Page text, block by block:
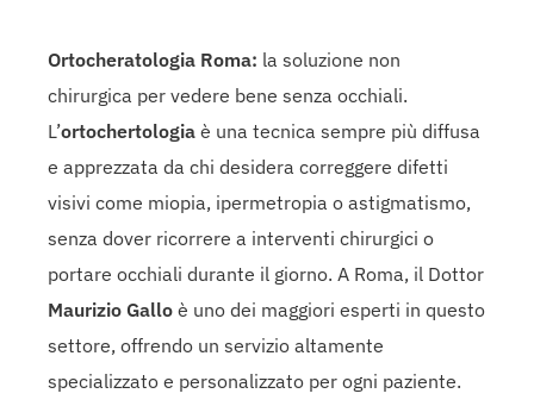
Ortocheratologia Roma: la soluzione non
chirurgica per vedere bene senza occhiali.
L’ortochertologia è una tecnica sempre più diffusa
e apprezzata da chi desidera correggere difetti
visivi come miopia, ipermetropia o astigmatismo,
senza dover ricorrere a interventi chirurgici o
portare occhiali durante il giorno. A Roma, il Dottor
Maurizio Gallo è uno dei maggiori esperti in questo
settore, offrendo un servizio altamente
specializzato e personalizzato per ogni paziente.